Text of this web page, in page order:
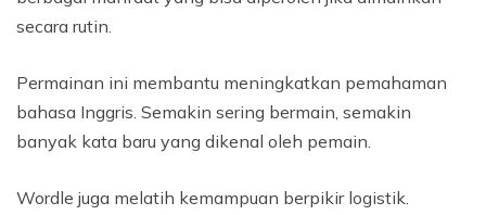
secara rutin.
Permainan ini membantu meningkatkan pemahaman
bahasa Inggris. Semakin sering bermain, semakin
banyak kata baru yang dikenal oleh pemain.
Wordle juga melatih kemampuan berpikir logistik.